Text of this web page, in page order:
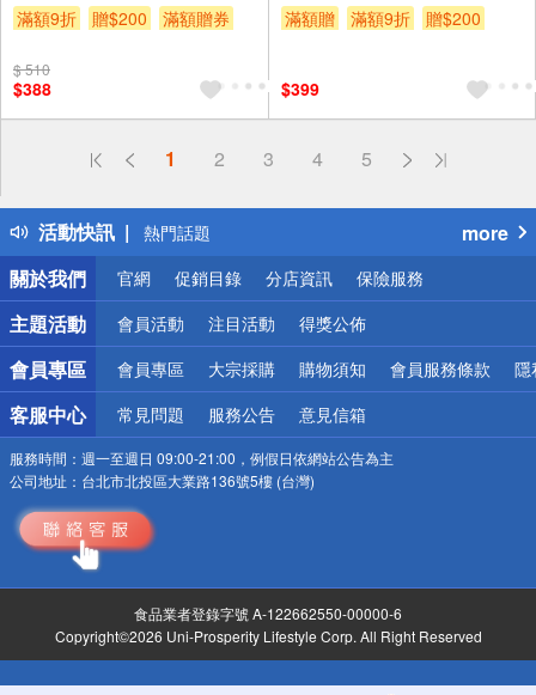
滿額9折
贈$200 滿額贈券
$ 510
$388
滿額贈
滿額9折
贈$200
$399
1 2 3 4 5
活動快訊
偏遠地區配送
得獎公告
熱門話題
銀行優惠
偏遠地區配送
詐騙網頁！請小心！
more
關於我們
官網 促銷目錄 分店資訊 保險服務
主題活動 會員活動 注目活動 得獎公佈
會員專區 會員專區 大宗採購 購物須知 會員服務條款 隱
客服中心 常見問題 服務公告 意見信箱
服務時間： 週一至週日 09:00-21:00，例假日依網站公告為主
公司地址： 台北市北投區大業路136號5樓 (台灣)
食品業者登錄字號 A-122662550-00000-6
Copyright©2026 Uni-Prosperity Lifestyle Corp. All Right Reserved